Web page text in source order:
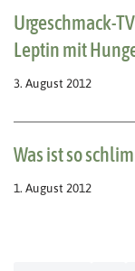
Urgeschmack-
Leptin mit
3. August 2012
Was ist so
1. August 2012